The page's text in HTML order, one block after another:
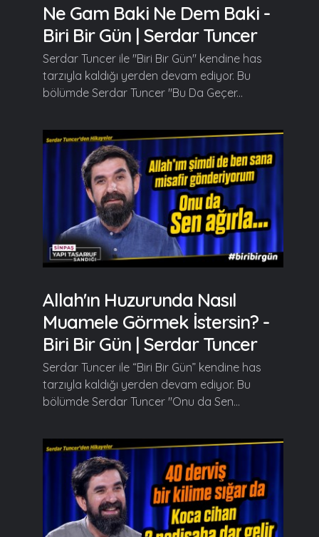
Ne Gam Baki Ne Dem Baki -
Biri Bir Gün | Serdar Tuncer
Serdar Tuncer ile "Biri Bir Gün" kendine has
tarzıyla kaldığı yerden devam ediyor. Bu
bölümde Serdar Tuncer "Bu Da Geçer...
Allah'ın Huzurunda Nasıl
Muamele Görmek İstersin? -
Biri Bir Gün | Serdar Tuncer
Serdar Tuncer ile “Biri Bir Gün” kendine has
tarzıyla kaldığı yerden devam ediyor. Bu
bölümde Serdar Tuncer "Onu da Sen...